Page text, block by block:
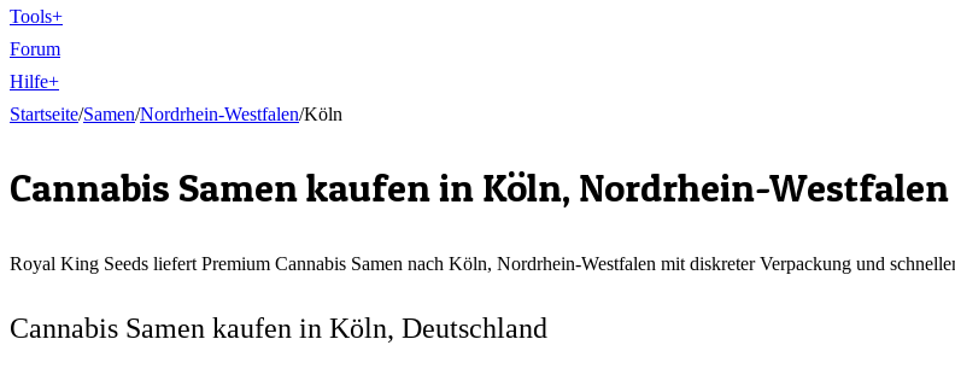
Tools+
Forum
Hilfe+
Startseite/Samen/Nordrhein-Westfalen/Köln
Cannabis Samen kaufen in Köln, Nordrhein-Westfalen
Royal King Seeds liefert Premium Cannabis Samen nach Köln, Nordrhein-Westfalen mit diskreter Verpackung und
Cannabis Samen kaufen in Köln, Deutschland